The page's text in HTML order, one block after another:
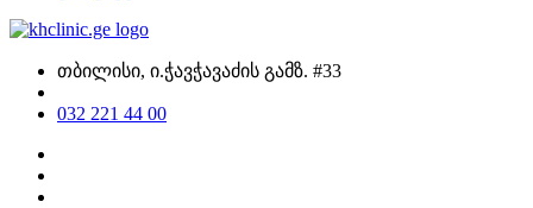
თბილისი, ი.ჭავჭავაძის გამზ. #33
032 221 44 00